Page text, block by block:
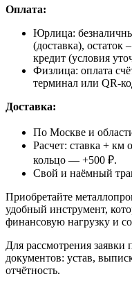
Оплата:
Юрлица:
(доставка),
кредит (условия
Физлица: оплата
терминал или QR-
Доставка:
По Москве и
Расчет: ставка +
кольцо — +500 ₽.
Свой и наёмный
Приобретайте
удобный инструмент,
финансовую нагрузку и
Для рассмотрения заявки
документов: устав,
отчётность.